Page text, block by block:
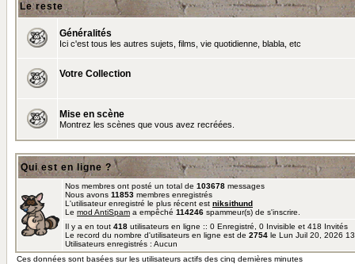
Le reste
Généralités
Ici c'est tous les autres sujets, films, vie quotidienne, blabla, etc
Votre Collection
Mise en scène
Montrez les scènes que vous avez recréées.
Qui est en ligne ?
Nos membres ont posté un total de 103678 messages
Nous avons 11853 membres enregistrés
L'utilisateur enregistré le plus récent est niksithund
Le mod AntiSpam a empêché 114246 spammeur(s) de s'inscrire.
Il y a en tout 418 utilisateurs en ligne :: 0 Enregistré, 0 Invisible et 418
Le record du nombre d'utilisateurs en ligne est de 2754 le Lun Juil 20, 2026
Utilisateurs enregistrés : Aucun
Ces données sont basées sur les utilisateurs actifs des cinq dernières minutes